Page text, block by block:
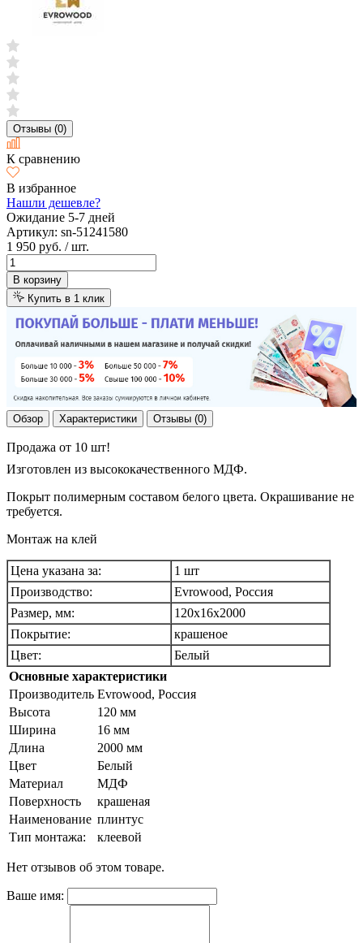
Отзывы (0)
К сравнению
В избранное
Нашли дешевле?
Ожидание 5-7 дней
Артикул: sn-51241580
1 950 руб. / шт.
В корзину
Купить в 1 клик
Обзор Характеристики Отзывы (0)
Продажа от 10 шт!
Изготовлен из высококачественного МДФ.
Покрыт полимерным составом белого цвета. Окрашивание не
требуется.
Монтаж на клей
Цена указана за:
1 шт
Производство:
Evrowood, Россия
Размер, мм:
120х16х2000
Покрытие:
крашеное
Цвет:
Белый
Основные характеристики
Производитель Evrowood, Россия
Высота
120 мм
Ширина
16 мм
Длина
2000 мм
Цвет
Белый
Материал
МДФ
Поверхность
крашеная
Наименование плинтус
Тип монтажа:
клеевой
Нет отзывов об этом товаре.
Ваше имя: